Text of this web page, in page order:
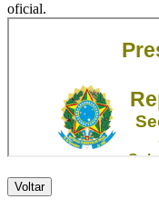
oficial.
Voltar